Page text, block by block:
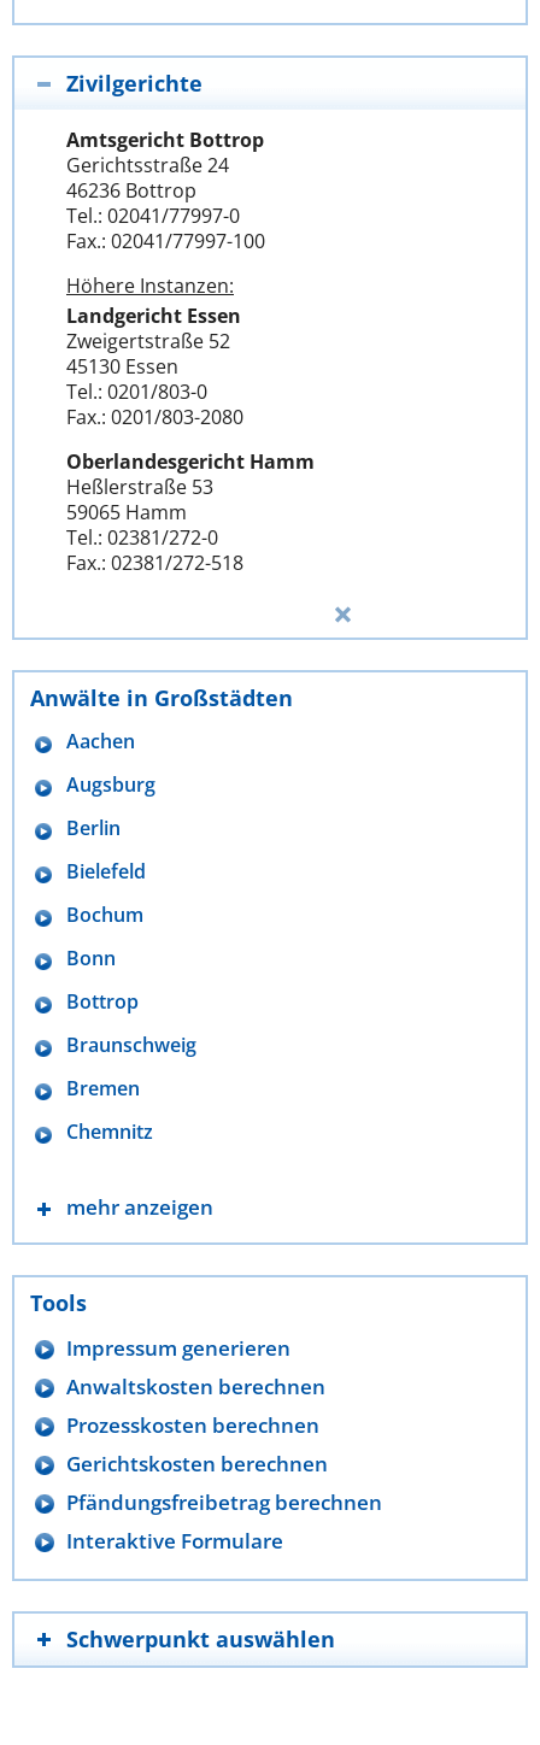
Zivilgerichte
Amtsgericht Bottrop
Gerichtsstraße 24
46236 Bottrop
Tel.: 02041/77997-0
Fax.: 02041/77997-100
Höhere Instanzen:
Landgericht Essen
Zweigertstraße 52
45130 Essen
Tel.: 0201/803-0
Fax.: 0201/803-2080
Oberlandesgericht Hamm
Heßlerstraße 53
59065 Hamm
Tel.: 02381/272-0
Fax.: 02381/272-518
Anwälte in Großstädten
Aachen
Augsburg
Berlin
Bielefeld
Bochum
Bonn
Bottrop
Braunschweig
Bremen
Chemnitz
mehr anzeigen
Tools
Impressum generieren
Anwaltskosten berechnen
Prozesskosten berechnen
Gerichtskosten berechnen
Pfändungsfreibetrag berechnen
Interaktive Formulare
Schwerpunkt auswählen